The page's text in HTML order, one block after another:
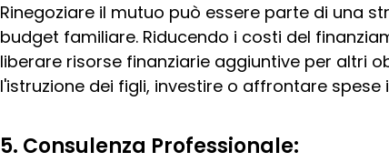
Rinegoziare il mutuo può essere parte di una
budget familiare. Riducendo i costi del
liberare risorse finanziarie aggiuntive per altri
l'istruzione dei figli, investire o affrontare spese
5. Consulenza Professionale: